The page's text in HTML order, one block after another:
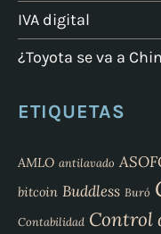
IVA digital
¿Toyota se va a
ETIQUETAS
AMLO antilavado
bitcoin Buddless Buró
Contabilidad Control